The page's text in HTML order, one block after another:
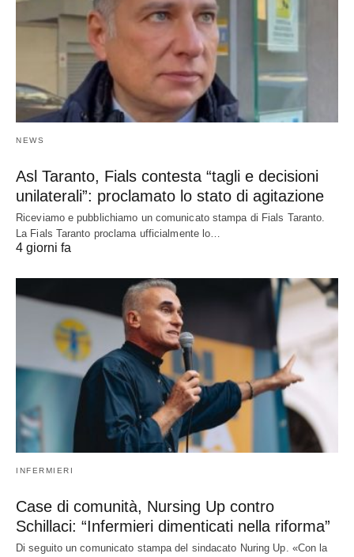
NEWS
Asl Taranto, Fials contesta “tagli e decisioni
unilaterali”: proclamato lo stato di agitazione
Riceviamo e pubblichiamo un comunicato stampa di Fials Taranto.
La Fials Taranto proclama ufficialmente lo…
4 giorni fa
INFERMIERI
Case di comunità, Nursing Up contro
Schillaci: “Infermieri dimenticati nella riforma”
Di seguito un comunicato stampa del sindacato Nuring Up. «Con la